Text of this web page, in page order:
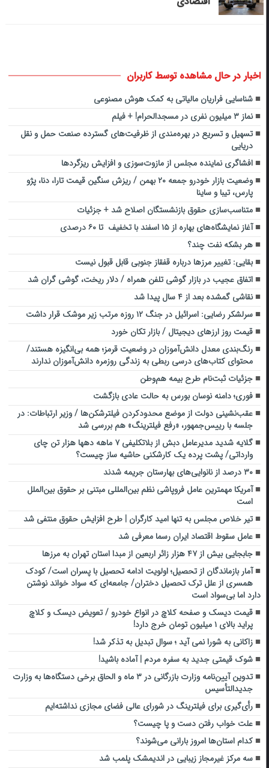
اخبار در حال مشاهده توسط کاربران
شناسایی فراریان مالیاتی به کمک هوش مصنوعی
نماز ۳ میلیون نفری در مسجدالحرام! + فیلم
تسهیل و تسریع در بهره‌مندی از ظرفیت‌های گسترده صنعت حمل و نقل
دریایی
افشاگری نماینده مجلس از مازوت‌سوزی و افزایش ریزگردها
وضعیت بازار خودرو جمعه ۲۰ بهمن / ریزش سنگین قیمت تارا، دنا، پژو
پارس، تیبا و ساینا
متناسب‌سازی حقوق بازنشستگان اصلاح شد + جزئیات
آغاز نمایشگاه‌های بهاره از ۱۵ اسفند با تخفیف تا ۶۰ درصدی
هر بشکه نفت چند؟
بقایی: تغییر مرزها درباره قفقاز جنوبی قابل قبول نیست
اتفاق عجیب در بازار گوشی تلفن همراه / دلار ریخت، گوشی گران شد
نقاشی گمشده بعد از ۴ سال پیدا شد
سرلشکر رضایی: اسرائیل در جنگ ۱۲ روزه مرتب زیر موشک قرار داشت
قیمت روز ارزهای دیجیتال / بازار تکان خورد
رنگ‌بندی معدل دانش‌آموزان در وضعیت قرمز؛ همه بی‌انگیزه هستند/
محتوای کتاب‌های درسی ربطی به زندگی روزمره دانش‌آموزان ندارند
جزئیات ثبت‌نام طرح بیمه هم‌وطن
فوری؛ دامنه نوسان بورس به حالت عادی بازگشت
عقب‌نشینی دولت از موضع محدودکردن فیلترشکن‌ها / وزیر ارتباطات: در
جلسه با رییس‌جمهور، «رفع فیلترینگ» هم بررسی شد
گلایه شدید مدیرعامل دبش از بلاتکلیفی ۷ ماهه دهها هزار تن چای
وارداتی/ پشت پرده یک کارشکنی حاشیه ساز چیست؟
۳۰ درصد از نانوایی‌های بهارستان جریمه شدند
آمریکا مهمترین عامل فروپاشی نظم بین‌المللی مبتنی بر حقوق بین‌الملل
است
تیر خلاص مجلس به تنها امید کارگران | طرح افزایش حقوق منتفی شد
عامل سقوط اقتصاد ایران رسما معرفی شد
جابجایی بیش از ۴۷ هزار زائر اربعین از مبدا استان تهران به مرزها
آمار بازماندگان از تحصیل؛ اولویت ادامه تحصیل با پسران است/ کودک
همسری از علل ترک تحصیل دختران/ جامعه‌ای که سواد خواند نوشتن
دارد اما بی‌سواد است
قیمت دیسک و صفحه کلاچ در انواع خودرو / تعویض دیسک و کلاچ
پراید بالای ۱ میلیون تومان خرج دارد!
زاکانی به شورا نمی آید ؛ سوال تبدیل به تذکر شد!
شوک قیمتی جدید به سفره مردم | آماده باشید!
تدوین آیین‌نامه وزارت بازرگانی در ۳ ماه‌ و الحاق برخی دستگاه‌ها به وزارت
جدیدالتأسیس
رأی‌گیری برای فیلترینگ در شورای عالی فضای مجازی نداشته‌ایم
علت خواب رفتن دست و پا چیست؟
کدام استان‌ها امروز بارانی می‌شوند؟
سه مرکز غیرمجاز زیبایی در اندیمشک پلمب شد